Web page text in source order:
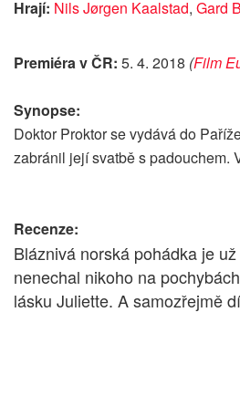
Hrají: Nils Jørgen Kaalstad, Gard
Premiéra v ČR: 5. 4. 2018 (Film
Synopse:
Doktor Proktor se vydává do
zabránil její svatbě s padouchem.
Recenze:
Bláznivá norská pohádka je
nenechal nikoho na
lásku Juliette. A samozřejmě